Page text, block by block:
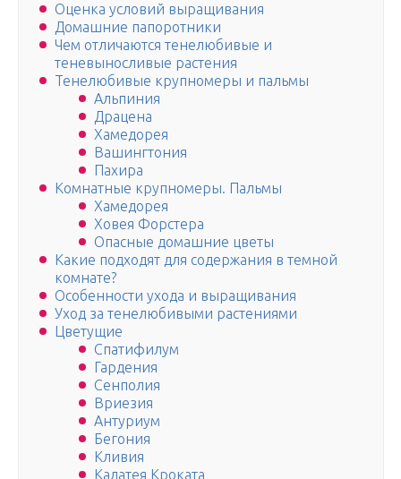
Оценка условий выращивания
Домашние папоротники
Чем отличаются тенелюбивые и
теневыносливые растения
Тенелюбивые крупномеры и пальмы
Альпиния
Драцена
Хамедорея
Вашингтония
Пахира
Комнатные крупномеры. Пальмы
Хамедорея
Ховея Форстера
Опасные домашние цветы
Какие подходят для содержания в темной
комнате?
Особенности ухода и выращивания
Уход за тенелюбивыми растениями
Цветущие
Спатифилум
Гардения
Сенполия
Вриезия
Антуриум
Бегония
Кливия
Калатея Кроката